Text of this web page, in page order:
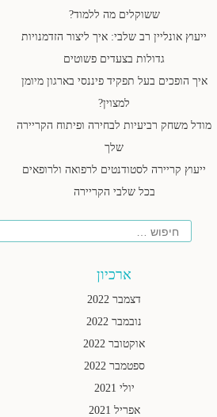
ששוקלים מה ללמוד?
ייעוץ אונליין רב שלבי: איך ליצור הזדמנויות
גדולות בצעדים פשוטים
איך הופכים בעל תפקיד פיננסי בארגון מיומן
למצוין?
מודל משחק רביעיות לבחירה ופיתוח הקריירה
שלך
ייעוץ קריירה לסטודנטים לרפואה ולרופאים
בכל שלבי הקריירה
חיפוש
ארכיון
דצמבר 2022
נובמבר 2022
אוקטובר 2022
ספטמבר 2022
יולי 2021
אפריל 2021